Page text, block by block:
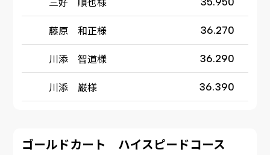
藤原 和正様 36.270
川添 智道様 36.290
川添 巌様 36.390
ゴールドカート ハイスピードコース